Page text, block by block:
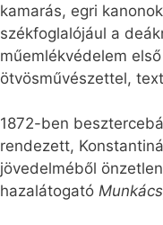
kamarás, egri
székfoglalójául a
műemlékvédelem
ötvösművészettel,
1872-ben
rendezett,
jövedelméből
hazalátogató